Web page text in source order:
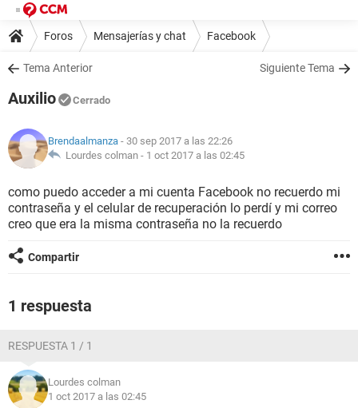
Foros Mensajerías y chat Facebook
Tema Anterior Siguiente Tema
Auxilio Cerrado
Brendaalmanza - 30 sep 2017 a las 22:26
Lourdes colman - 1 oct 2017 a las 02:45
como puedo acceder a mi cuenta Facebook no recuerdo mi
contraseña y el celular de recuperación lo perdí y mi correo
creo que era la misma contraseña no la recuerdo
Compartir
1 respuesta
RESPUESTA 1 / 1
Lourdes colman
1 oct 2017 a las 02:45